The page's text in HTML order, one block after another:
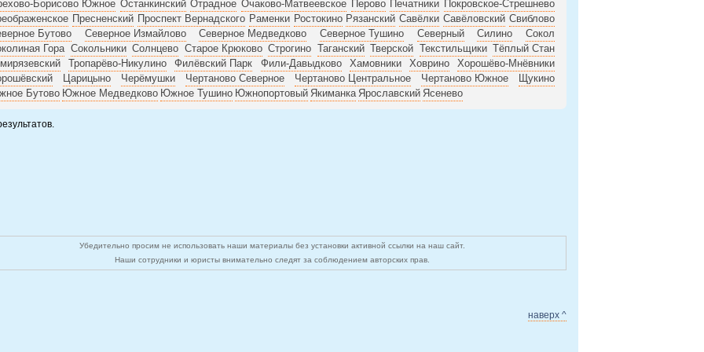
Борисово Южное Останкинский Отрадное Очаково-Матвеевское Перово Печатники Покровское-Стрешнево
Пресненский Проспект Вернадского Раменки Ростокино Рязанский Савёлки Савёловский Свиблово
Бутово
Северное Измайлово Северное Медведково Северное Тушино Северный Силино
Сокол
Гора Сокольники Солнцево Старое Крюково Строгино Таганский Тверской Текстильщики Тёплый Стан
Тропарёво-Никулино Филёвский Парк Фили-Давыдково Хамовники Ховрино
Хорошёво-Мнёвники
Царицыно Черёмушки Чертаново Северное Чертаново Центральное Чертаново Южное
Щукино
Бутово Южное Медведково Южное Тушино Южнопортовый Якиманка Ярославский Ясенево
Убедительно просим не использовать наши материалы без установки активной ссылки на наш сайт.
Наши сотрудники и юристы внимательно следят за соблюдением авторских прав.
наверх ^